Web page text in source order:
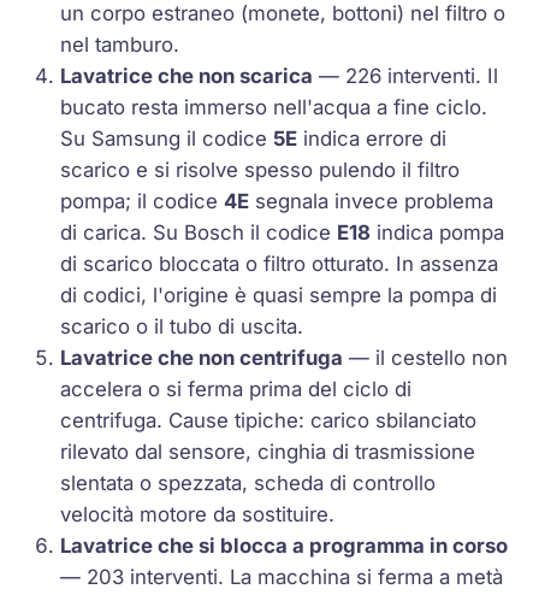
un corpo estraneo (monete, bottoni) nel filtro o
nel tamburo.
Lavatrice che non scarica — 226 interventi. Il
bucato resta immerso nell'acqua a fine ciclo.
Su Samsung il codice 5E indica errore di
scarico e si risolve spesso pulendo il filtro
pompa; il codice4E segnala invece problema
di carica. Su Bosch il codice E18 indica pompa
di scarico bloccata o filtro otturato. In assenza
di codici, l'origine è quasi sempre la pompa di
scarico o il tubo di uscita.
Lavatrice che non centrifuga — il cestello non
accelera o si ferma prima del ciclo di
centrifuga. Cause tipiche: carico sbilanciato
rilevato dal sensore, cinghia di trasmissione
slentata o spezzata, scheda di controllo
velocità motore da sostituire.
Lavatrice che si blocca a programma in corso
— 203 interventi. La macchina si ferma a metà